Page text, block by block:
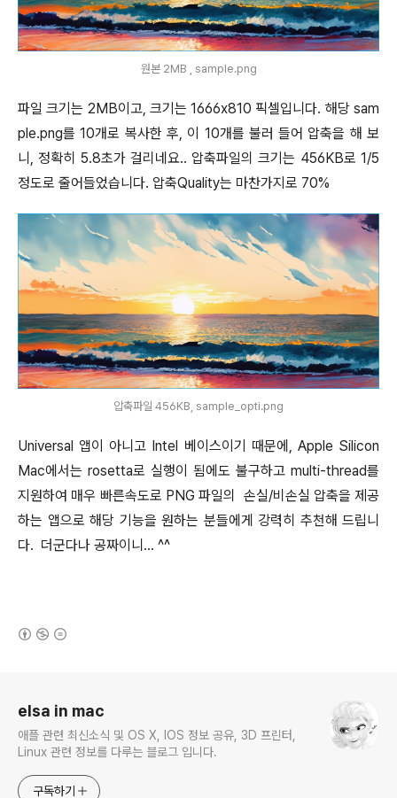
원본 2MB , sample.png
파일 크기는 2MB이고, 크기는 1666x810 픽셀입니다. 해당 sam
ple.png를 10개로 복사한 후, 이 10개를 불러 들어 압축을 해 보
니, 정확히 5.8초가 걸리네요.. 압축파일의 크기는 456KB로 1/5
정도로 줄어들었습니다. 압축Quality는 마찬가지로 70%
압축파일 456KB, sample_opti.png
Universal 앱이 아니고 Intel 베이스이기 때문에, Apple Silicon
Mac에서는 rosetta로 실행이 됨에도 불구하고 multi-thread를
지원하여 매우 빠른속도로 PNG 파일의 손실/비손실 압축을 제공
하는 앱으로 해당 기능을 원하는 분들에게 강력히 추천해 드립니
다. 더군다나 공짜이니... ^^
elsa in mac
애플 관련 최신소식 및 OS X, IOS 정보 공유, 3D 프린터,
Linux 관련 정보를 다루는 블로그 입니다.
구독하기